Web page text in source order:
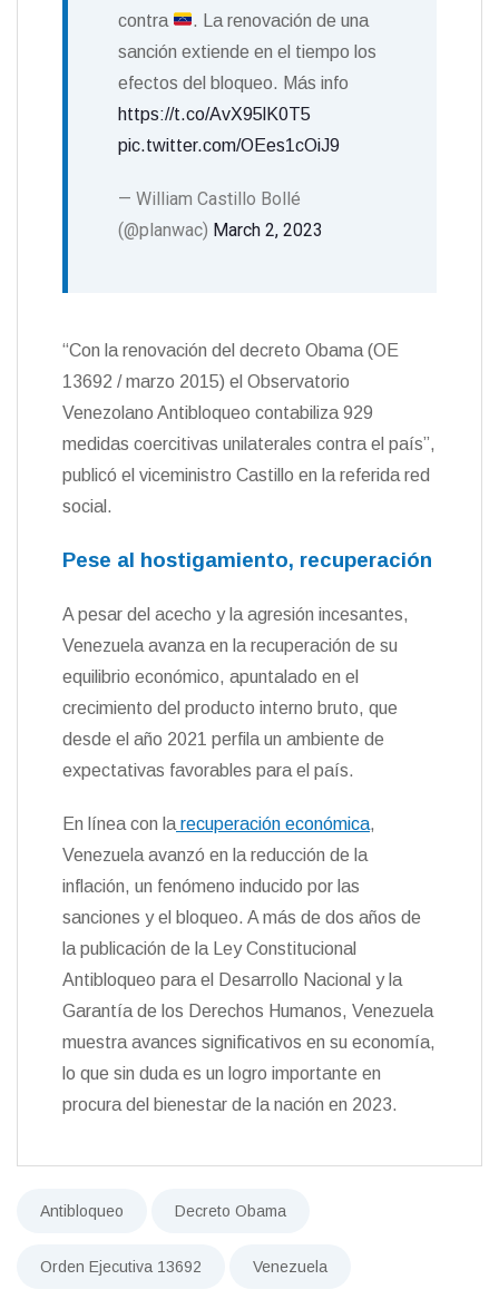
contra
. La renovación de una
sanción extiende en el tiempo los
efectos del bloqueo. Más info
https://t.co/AvX95lK0T5
pic.twitter.com/OEes1cOiJ9
— William Castillo Bollé
(@planwac) March 2, 2023
“Con la renovación del decreto Obama (OE
13692 / marzo 2015) el Observatorio
Venezolano Antibloqueo contabiliza 929
medidas coercitivas unilaterales contra el país”,
publicó el viceministro Castillo en la referida red
social.
Pese al hostigamiento, recuperación
A pesar del acecho y la agresión incesantes,
Venezuela avanza en la recuperación de su
equilibrio económico, apuntalado en el
crecimiento del producto interno bruto, que
desde el año 2021 perfila un ambiente de
expectativas favorables para el país.
En línea con la recuperación económica,
Venezuela avanzó en la reducción de la
inflación, un fenómeno inducido por las
sanciones y el bloqueo. A más de dos años de
la publicación de la Ley Constitucional
Antibloqueo para el Desarrollo Nacional y la
Garantía de los Derechos Humanos, Venezuela
muestra avances significativos en su economía,
lo que sin duda es un logro importante en
procura del bienestar de la nación en 2023.
Antibloqueo Decreto Obama
Orden Ejecutiva 13692 Venezuela